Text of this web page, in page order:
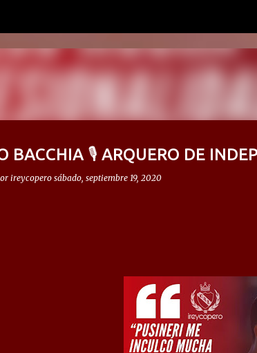
BACCHIA 🎙 ARQUERO DE
ireycopero sábado, septiembre 19, 2020